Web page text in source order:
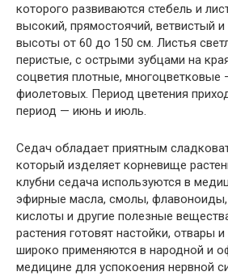
которого развиваются стебель и
высокий, прямостоячий, ветвистый
высоты от 60 до 150 см. Листья
перистые, с острыми зубцами на
соцветия плотные,
фиолетовых. Период цветения
период — июнь и июль.
Седач обладает приятным
который изделяет корневище
клубни седача используются в
эфирные масла, смолы, флавоноиды,
кислоты и другие полезные
растения готовят настойки, отвары
широко применяются в народной и
медицине для успокоения нервной